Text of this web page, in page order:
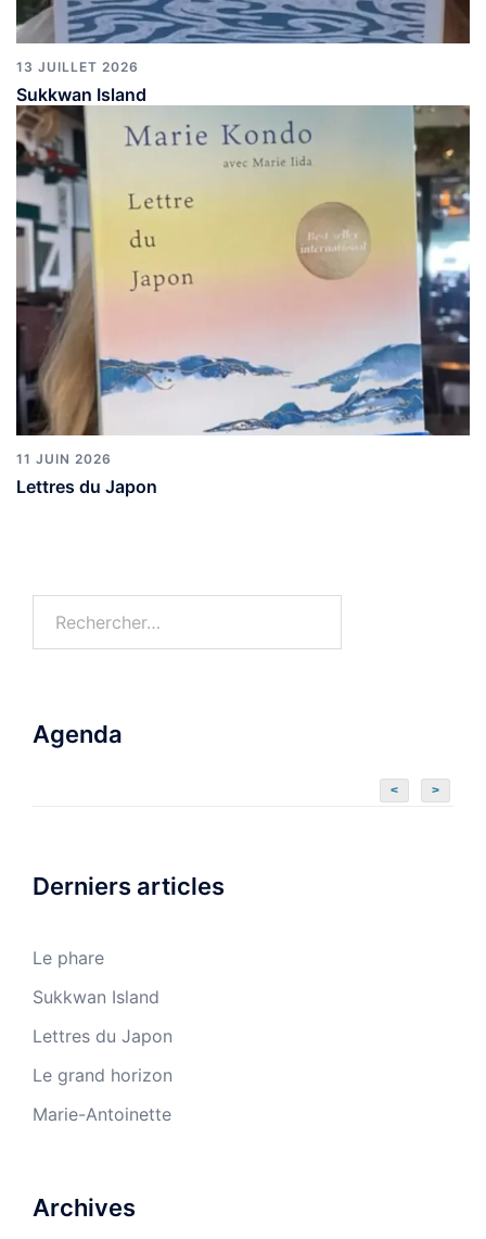
13 JUILLET 2026
Sukkwan Island
11 JUIN 2026
Lettres du Japon
Agenda
< >
Derniers articles
Le phare
Sukkwan Island
Lettres du Japon
Le grand horizon
Marie-Antoinette
Archives